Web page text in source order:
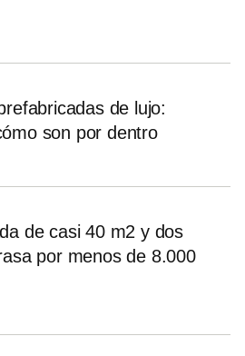
de lujo:
son por dentro
de casi 40 m2 y dos
por menos de 8.000